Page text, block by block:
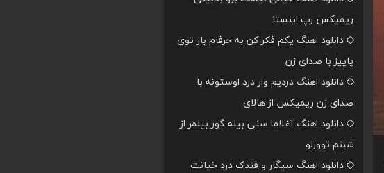
ریمیکس رپ اینستا
دانلود اهنگ یکم فکر کن به حرفام باز توی
پاییز با صدای زن
دانلود اهنگ دردیم وار درد اوستونه با
صدای زن ریمیکس از هالای
دانلود اهنگ آغلاما سنی بیله گور بیلمر از
شبنم تووزلو
دانلود اهنگ سیگار و فندک درد خیانت